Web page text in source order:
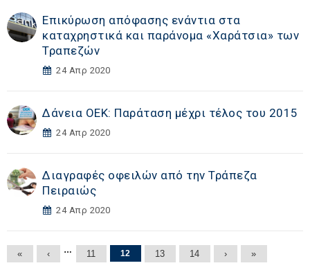
Επικύρωση απόφασης ενάντια στα
καταχρηστικά και παράνομα «Χαράτσια» των
Τραπεζών
24 Απρ 2020
Δάνεια ΟΕΚ: Παράταση μέχρι τέλος του 2015
24 Απρ 2020
Διαγραφές οφειλών από την Τράπεζα
Πειραιώς
24 Απρ 2020
Σελίδες
« ‹ … 11 12 13 14 › »